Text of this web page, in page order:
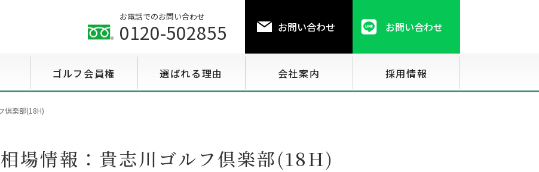
お電話でのお問い合わせ
0120-502855 お問い合わせ お問い合わせ
ゴルフ会員権
至急買い会員権情報
選ばれる理由 会社案内 採用情報
倶楽部(18H)
場情報： 貴志川ゴルフ倶楽部(18H)